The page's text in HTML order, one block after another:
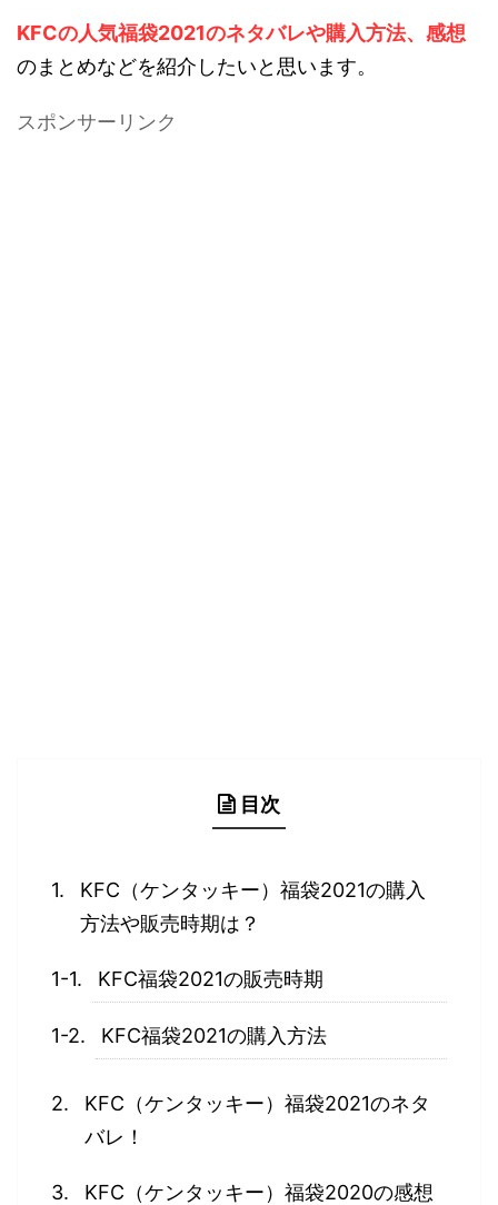
KFCの人気福袋2021のネタバレや購入方法、感想
のまとめなどを紹介したいと思います。
スポンサーリンク
目次
KFC（ケンタッキー）福袋2021の購入
方法や販売時期は？
KFC福袋2021の販売時期
KFC福袋2021の購入方法
KFC（ケンタッキー）福袋2021のネタ
バレ！
KFC（ケンタッキー）福袋2020の感想